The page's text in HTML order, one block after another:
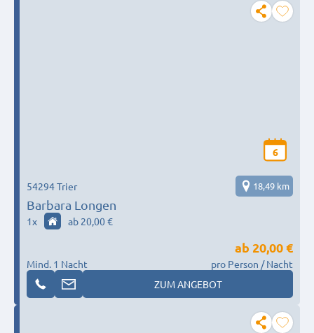
6
Barbara Longen
54294 Trier 18,49 km
1x ab 20,00 €
Mind. 1 Nacht
ab 20,00 €
pro Person / Nacht
ZUM ANGEBOT